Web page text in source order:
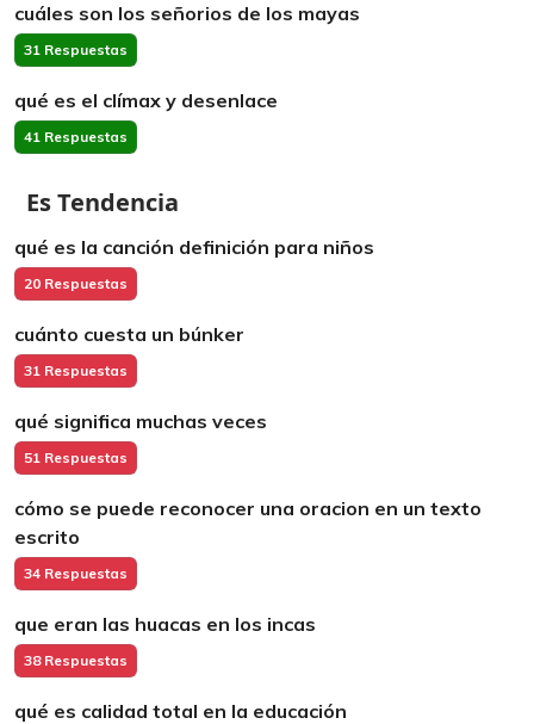
cuáles son los señorios de los mayas
31 Respuestas
qué es el clímax y desenlace
41 Respuestas
Es Tendencia
qué es la canción definición para niños
20 Respuestas
cuánto cuesta un búnker
31 Respuestas
qué significa muchas veces
51 Respuestas
cómo se puede reconocer una oracion en un texto
escrito
34 Respuestas
que eran las huacas en los incas
38 Respuestas
qué es calidad total en la educación